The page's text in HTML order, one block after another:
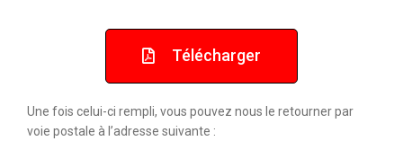
Télécharger
Une fois celui-ci rempli, vous pouvez nous le retourner par
voie postale à l’adresse suivante :